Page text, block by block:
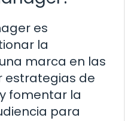
es
la
marca en las
estrategias de
fomentar la
para